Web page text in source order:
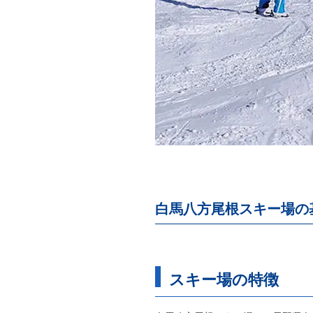
白馬八方尾根スキー場
スキー場の特徴